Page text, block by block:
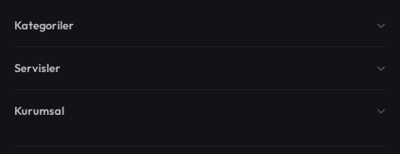
Kategoriler
Servisler
Kurumsal